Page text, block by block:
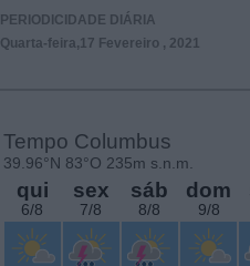
PERIODICIDADE DIÁRIA
Quarta-feira,17 Fevereiro , 2021